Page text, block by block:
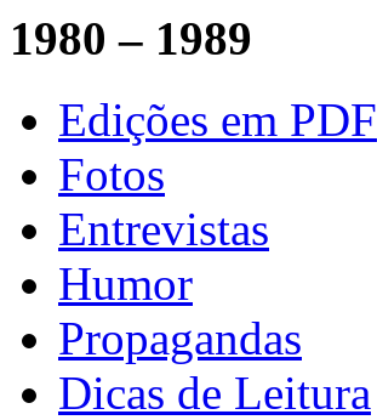
1980 – 1989
Edições em PDF
Fotos
Entrevistas
Humor
Propagandas
Dicas de Leitura